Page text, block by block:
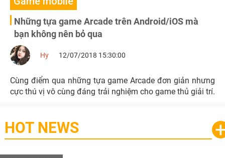
Những tựa game Arcade trên Android/iOS mà
bạn không nên bỏ qua
Hy 12/07/2018 15:30:00
Cùng điểm qua những tựa game Arcade đơn giản nhưng
cực thú vị vô cùng đáng trải nghiệm cho game thủ giải trí.
HOT NEWS